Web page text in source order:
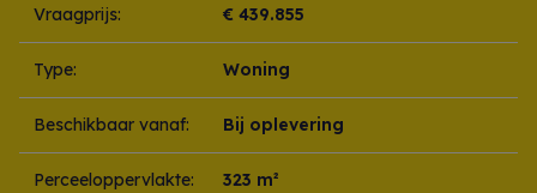
Vraagprijs: € 439.855
Type: Woning
Beschikbaar vanaf: Bij oplevering
Perceeloppervlakte: 323 m²